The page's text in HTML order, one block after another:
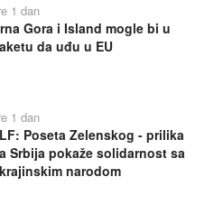
1 dan
Gora i Island mogle bi u
da uđu u EU
1 dan
Poseta Zelenskog - prilika
Srbija pokaže solidarnost sa
narodom